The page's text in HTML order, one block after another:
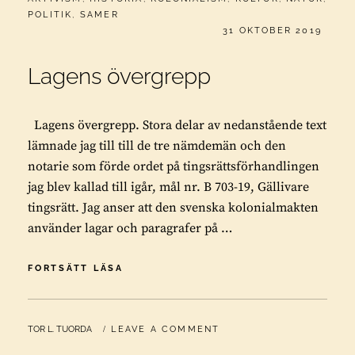
POLITIK , SAMER
PUBLICERAT
31 OKTOBER 2019
Lagens övergrepp
Lagens övergrepp. Stora delar av nedanstående text
lämnade jag till till de tre nämdemän och den
notarie som förde ordet på tingsrättsförhandlingen
jag blev kallad till igår, mål nr. B 703-19, Gällivare
tingsrätt. Jag anser att den svenska kolonialmakten
använder lagar och paragrafer på …
FORTSÄTT LÄSA
BY
TOR L. TUORDA LEAVE A COMMENT